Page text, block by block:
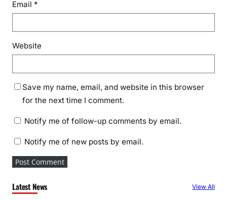
Email *
Website
Save my name, email, and website in this browser
for the next time I comment.
Notify me of follow-up comments by email.
Notify me of new posts by email.
Latest News View All